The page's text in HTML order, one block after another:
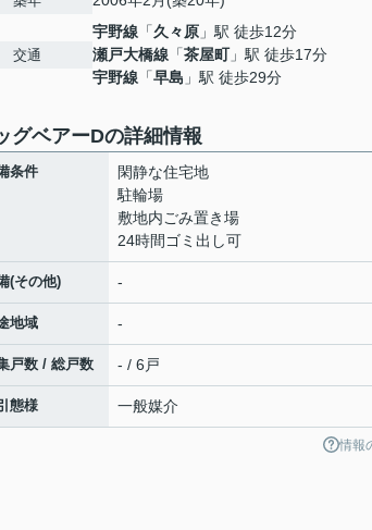
交通
宇野線 「久々原 」駅 徒歩12分
瀬戸大橋線 「茶屋町」駅 徒歩17分
宇野線 「早島 」駅 徒歩29分
グベアーDの詳細情報
条件
閑静な住宅地
駐輪場
敷地内ごみ置き場
24時間ゴミ出し可
(その他) -
地域 -
戸数 / 総戸数 - / 6戸
態様 一般媒介
情報